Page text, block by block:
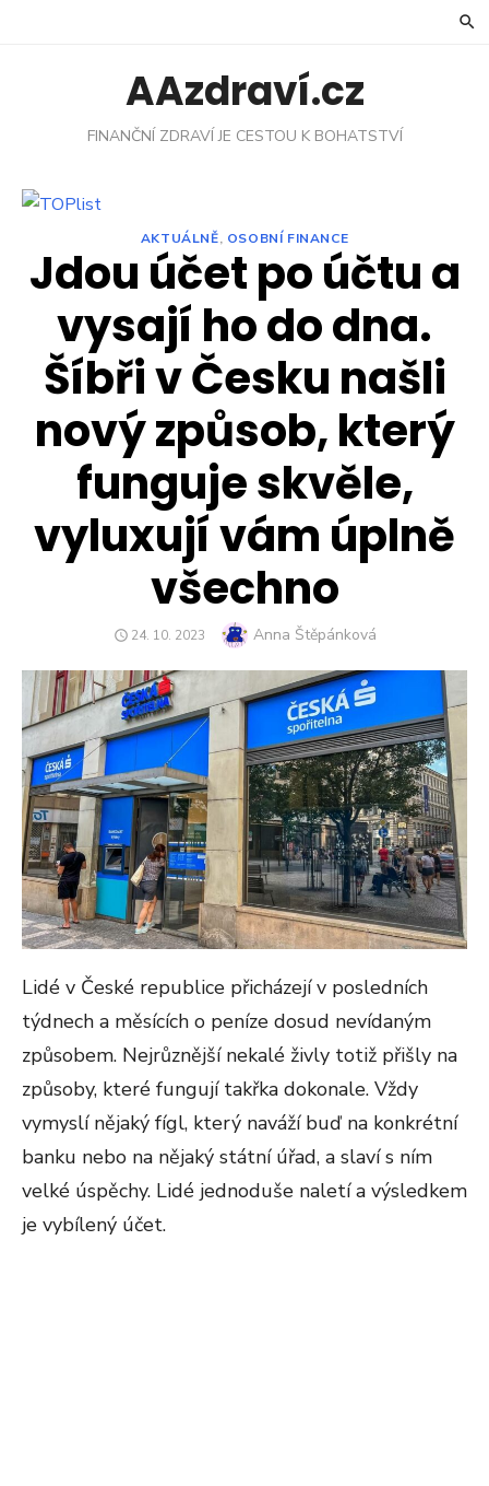
AAzdraví.cz
FINANČNÍ ZDRAVÍ JE CESTOU K BOHATSTVÍ
AKTUÁLNĚ, OSOBNÍ FINANCE
Jdou účet po účtu a
vysají ho do dna.
Šíbři v Česku našli
nový způsob, který
funguje skvěle,
vyluxují vám úplně
všechno
POSTED
24. 10. 2023 Author
Anna Štěpánková
Lidé v České republice přicházejí v posledních
týdnech a měsících o peníze dosud nevídaným
způsobem. Nejrůznější nekalé živly totiž přišly na
způsoby, které fungují takřka dokonale. Vždy
vymyslí nějaký fígl, který naváží buď na konkrétní
banku nebo na nějaký státní úřad, a slaví s ním
velké úspěchy. Lidé jednoduše naletí a výsledkem
je vybílený účet.